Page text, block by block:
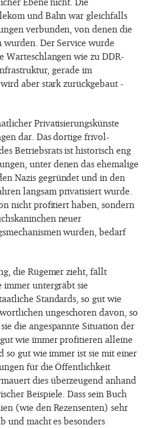
und Bahn war gleichfalls
verbunden, von denen die
Der Service wurde
Warteschlangen wie zu DDR-
gerade im
aber stark zurückgebaut -
Privatisierungskünste
dar. Das dortige frivol-
Betriebsrats ist historisch eng
unter denen das ehemalige
Nazis gegründet und in den
langsam privatisiert wurde.
nicht profitiert haben, sondern
neuer
wurden, bedarf
die Rügemer zieht, fällt
immer untergräbt sie
Standards, so gut wie
ungeschoren davon, so
die angespannte Situation der
wie immer profitieren alleine
so gut wie immer ist sie mit einer
für die Öffentlichkeit
dies überzeugend anhand
Beispiele. Dass sein Buch
(wie den Rezensenten) sehr
und macht es besonders